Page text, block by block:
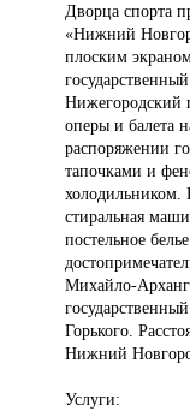
Дворца спорта
«Нижний
плоским
Нижегородский
оперы и балета
распоряжении
тапочками и
холодильником.
стиральная
постельное
Михайло-
Горького.
Нижний
Услуги: